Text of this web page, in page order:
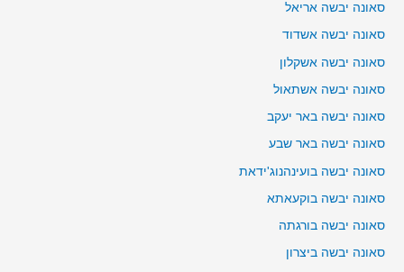
סאונה יבשה אריאל
סאונה יבשה אשדוד
סאונה יבשה אשקלון
סאונה יבשה אשתאול
סאונה יבשה באר יעקב
סאונה יבשה באר שבע
סאונה יבשה בועינהנוג'ידאת
סאונה יבשה בוקעאתא
סאונה יבשה בורגתה
סאונה יבשה ביצרון